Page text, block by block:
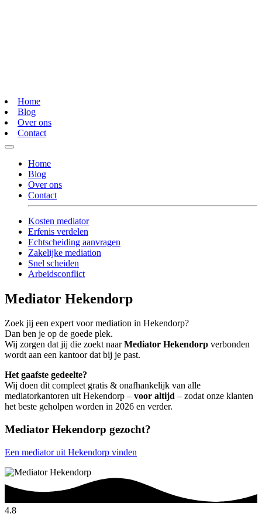
Home
Blog
Over ons
Contact
Home
Blog
Over ons
Contact
Kosten mediator
Erfenis verdelen
Echtscheiding aanvragen
Zakelijke mediation
Snel scheiden
Arbeidsconflict
Mediator Hekendorp
Zoek jij een expert voor mediation in Hekendorp?
Dan ben je op de goede plek.
Wij zorgen dat jij die zoekt naarMediator Hekendorp verbonden
wordt aan een kantoor dat bij je past.
Het gaafste gedeelte?
Wij doen dit compleet gratis & onafhankelijk van alle
mediatorkantoren uit Hekendorp – voor altijd – zodat onze klanten
het beste geholpen worden in 2026 en verder.
Mediator Hekendorp gezocht?
Een mediator uit Hekendorp vinden
4.8